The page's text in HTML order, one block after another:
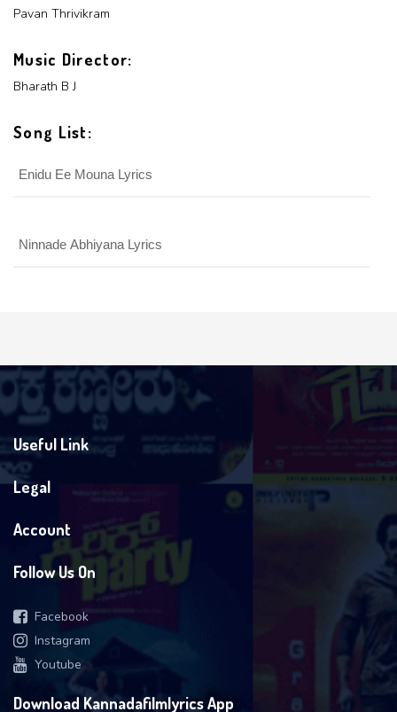
Pavan Thrivikram
Music Director:
Bharath B J
Song List:
Enidu Ee Mouna Lyrics
Ninnade Abhiyana Lyrics
Useful Link
Legal
Account
Follow Us On
Facebook
Instagram
Youtube
Download Kannadafilmlyrics App